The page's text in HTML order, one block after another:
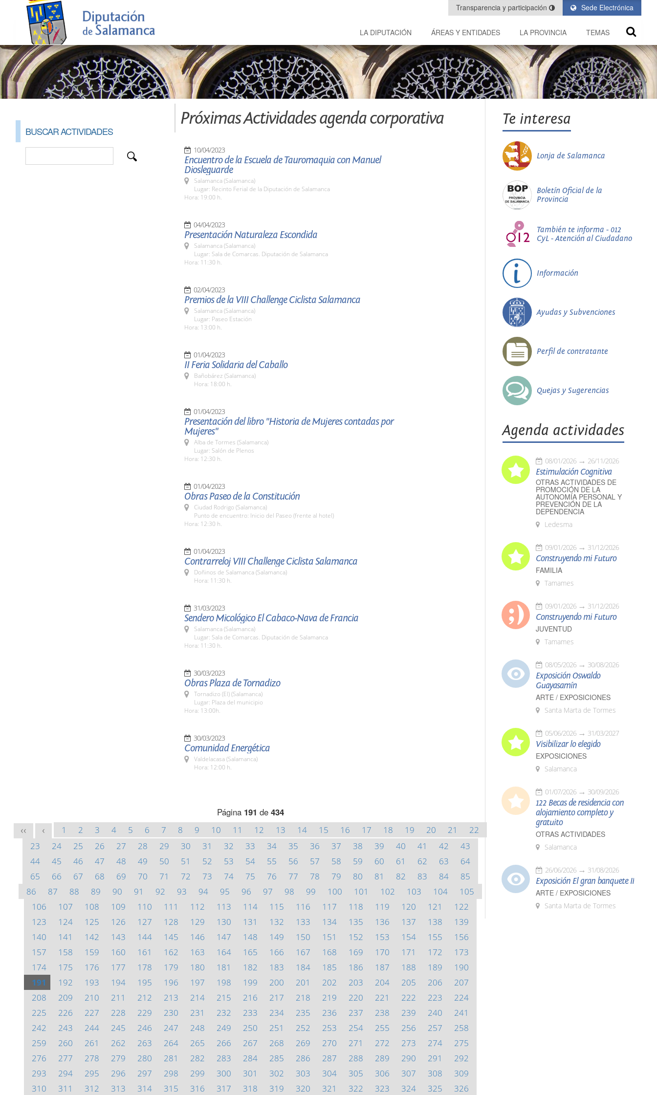
Sede Electrónica
Transparencia y participación
LA DIPUTACIÓN ÁREAS Y ENTIDADES LA PROVINCIA TEMAS
BUSCAR ACTIVIDADES
Próximas Actividades agenda corporativa
10/04/2023
Encuentro de la Escuela de Tauromaquia con Manuel
Diosleguarde
Salamanca (Salamanca)
Lugar: Recinto Ferial de la Diputación de Salamanca
Hora: 19:00 h.
04/04/2023
Presentación Naturaleza Escondida
Salamanca (Salamanca)
Lugar: Sala de Comarcas. Diputación de Salamanca
Hora: 11:30 h.
02/04/2023
Premios de la VIII Challenge Ciclista Salamanca
Salamanca (Salamanca)
Lugar: Paseo Estación
Hora: 13:00 h.
01/04/2023
II Feria Solidaria del Caballo
Bañobárez (Salamanca)
Hora: 18:00 h.
01/04/2023
Presentación del libro "Historia de Mujeres contadas por
Mujeres"
Alba de Tormes (Salamanca)
Lugar: Salón de Plenos
Hora: 12:30 h.
01/04/2023
Obras Paseo de la Constitución
Ciudad Rodrigo (Salamanca)
Punto de encuentro: Inicio del Paseo (frente al hotel)
Hora: 12:30 h.
01/04/2023
Contrarreloj VIII Challenge Ciclista Salamanca
Doñinos de Salamanca (Salamanca)
Hora: 11:30 h.
31/03/2023
Sendero Micológico El Cabaco-Nava de Francia
Salamanca (Salamanca)
Lugar: Sala de Comarcas. Diputación de Salamanca
Hora: 11:30 h.
30/03/2023
Obras Plaza de Tornadizo
Tornadizo (El) (Salamanca)
Lugar: Plaza del municipio
Hora: 13:00h.
30/03/2023
Comunidad Energética
Valdelacasa (Salamanca)
Hora: 12:00 h.
Página 191 de 434
<< < 1 2 3 4 5 6 7 8 9 10 11 12 13 14 15 16 17 18 19 20 21
22
23
24 25 26 27 28 29 30 31 32 33 34 35 36 37 38 39 40 41 42
43
44
45 46 47 48 49 50 51 52 53 54 55 56 57 58 59 60 61 62 63
64
65
66 67 68 69 70 71 72 73 74 75 76 77 78 79 80 81 82 83 84
85
86
87 88 89 90 91 92 93 94 95 96 97 98 99 100 101 102 103 104
105
106
107 108 109 110 111 112 113 114 115 116 117 118 119 120 121
122
123
124 125 126 127 128 129 130 131 132 133 134 135 136 137 138
139
140
141 142 143 144 145 146 147 148 149 150 151 152 153 154 155
156
157
158 159 160 161 162 163 164 165 166 167 168 169 170 171 172
173
174
175 176 177 178 179 180 181 182 183 184 185 186 187 188 189
190
191
192 193 194 195 196 197 198 199 200 201 202 203 204 205 206
207
208
209 210 211 212 213 214 215 216 217 218 219 220 221 222 223
224
225
226 227 228 229 230 231 232 233 234 235 236 237 238 239 240
241
242
243 244 245 246 247 248 249 250 251 252 253 254 255 256 257
258
259
260 261 262 263 264 265 266 267 268 269 270 271 272 273 274
275
276
277 278 279 280 281 282 283 284 285 286 287 288 289 290 291
292
293
294 295 296 297 298 299 300 301 302 303 304 305 306 307 308
309
310
311 312 313 314 315 316 317 318 319 320 321 322 323 324 325 326
Te interesa
Lonja de Salamanca
Boletín Oficial de la
Provincia
También te informa - 012
CyL - Atención al Ciudadano
Información
Ayudas y Subvenciones
Perfil de contratante
Quejas y Sugerencias
Agenda actividades
08/01/2026 26/11/2026
Estimulación Cognitiva
OTRAS ACTIVIDADES DE
PROMOCIÓN DE LA
AUTONOMÍA PERSONAL Y
PREVENCIÓN DE LA
DEPENDENCIA
Ledesma
09/01/2026 31/12/2026
Construyendo mi Futuro
FAMILIA
Tamames
09/01/2026 31/12/2026
Construyendo mi Futuro
JUVENTUD
Tamames
08/05/2026 30/08/2026
Exposición Oswaldo
Guayasamín
ARTE / EXPOSICIONES
Santa Marta de Tormes
05/06/2026 31/03/2027
Visibilizar lo elegido
EXPOSICIONES
Salamanca
01/07/2026 30/09/2026
122 Becas de residencia con
alojamiento completo y
gratuito
OTRAS ACTIVIDADES
Salamanca
26/06/2026 31/08/2026
Exposición El gran banquete II
ARTE / EXPOSICIONES
Santa Marta de Tormes